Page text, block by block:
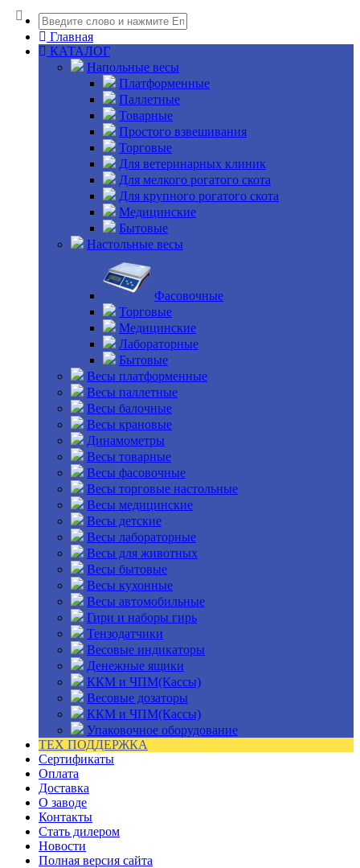
Главная
КАТАЛОГ
Напольные весы
Платформенные
Паллетные
Товарные
Простого взвешивания
Торговые
Для ветеринарных клиник
Для мелкого рогатого скота
Для крупного рогатого скота
Медицинские
Бытовые
Настольные весы
Фасовочные
Торговые
Медицинские
Лабораторные
Бытовые
Весы платформенные
Весы паллетные
Весы балочные
Весы крановые
Динамометры
Весы товарные
Весы фасовочные
Весы торговые настольные
Весы медицинские
Весы детские
Весы лабораторные
Весы для животных
Весы бытовые
Весы кухонные
Весы автомобильные
Гири и наборы гирь
Тензодатчики
Весовые индикаторы
Денежные ящики
ККМ и ЧПМ(Кассы)
Весовые дозаторы
ККМ и ЧПМ(Кассы)
Упаковочное оборудование
ТЕХ ПОДДЕРЖКА
Сертификаты
Оплата
Доставка
О заводе
Контакты
Стать дилером
Новости
Полная версия сайта